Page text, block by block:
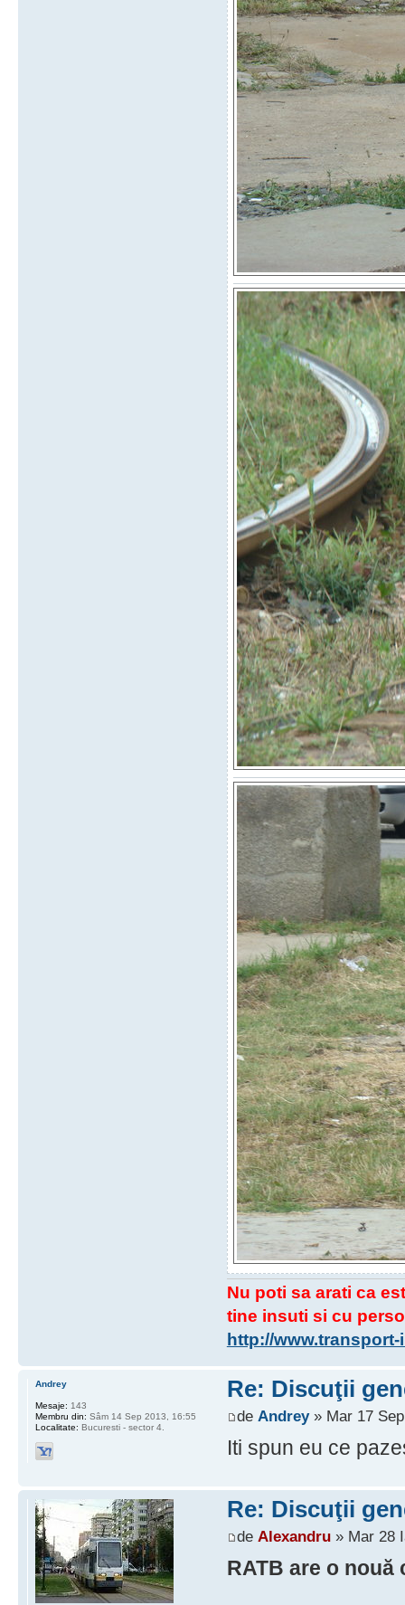
Nu poti sa arati ca
tine insuti si cu
http://
Re: Discuţii
de Andrey» Mar 17
Iti spun eu ce
Andrey
Mesaje: 143
Membru din: Sâm 14 Sep 2013, 16:55
Localitate: Bucuresti - sector 4.
Re: Discuţii
de Alexandru» Mar 28
RATB are o nouă